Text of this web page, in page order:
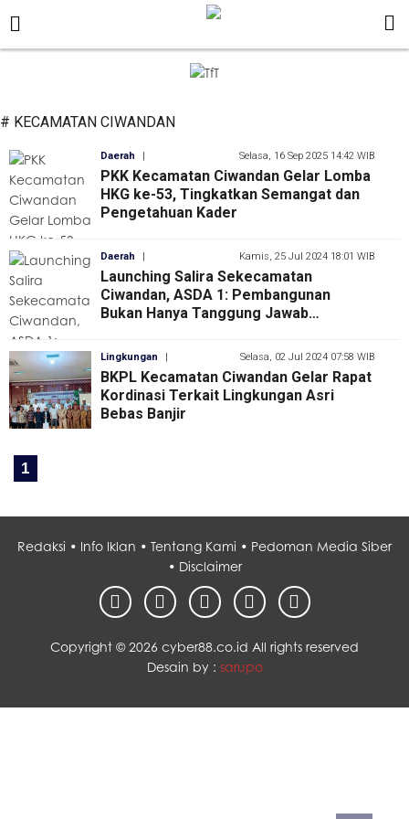
# KECAMATAN CIWANDAN
Daerah Selasa, 16 Sep 2025 14:42 WIB
PKK Kecamatan Ciwandan Gelar Lomba
HKG ke-53, Tingkatkan Semangat dan
Pengetahuan Kader
Daerah Kamis, 25 Jul 2024 18:01 WIB
Launching Salira Sekecamatan
Ciwandan, ASDA 1: Pembangunan
Bukan Hanya Tanggung Jawab
Lingkungan Selasa, 02 Jul 2024 07:58 WIB
BKPL Kecamatan Ciwandan Gelar Rapat
Kordinasi Terkait Lingkungan Asri
Bebas Banjir
1
Redaksi • Info Iklan • Tentang Kami • Pedoman Media Siber
• Disclaimer
Copyright ©2026 cyber88.co.id All rights reserved
Desain by : sarupo